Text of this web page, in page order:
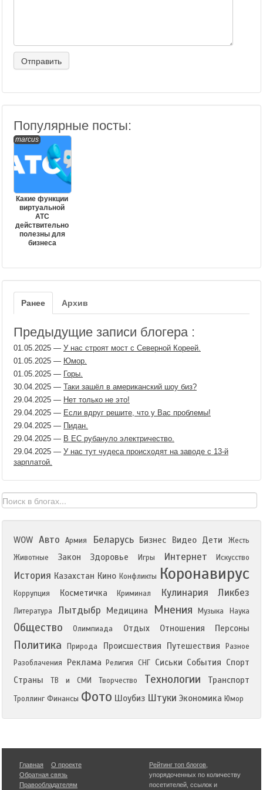
Популярные посты:
marcus
Какие функции
виртуальной
АТС
действительно
полезны для
бизнеса
Ранее Архив
Предыдущие записи блогера :
01.05.2025 — У нас строят мост с Северной Кореей.
01.05.2025 — Юмор.
01.05.2025 — Горы.
30.04.2025 — Таки зашёл в американский шоу биз?
29.04.2025 — Нет только не это!
29.04.2025 — Если вдруг решите, что у Вас проблемы!
29.04.2025 — Пидан.
29.04.2025 — В ЕС рубануло электричество.
29.04.2025 — У нас тут чудеса происходят на заводе с 13-й
зарплатой.
WOW Авто Армия Беларусь Бизнес Видео Дети
Жесть
Животные
Закон Здоровье Игры Интернет Искусство
История Казахстан Кино Конфликты Коронавирус
Коррупция Косметичка Криминал Кулинария Ликбез
Литература Лытдыбр Медицина Мнения Музыка Наука
Общество Олимпиада Отдых Отношения Персоны
Политика Природа Происшествия Путешествия
Разное
Разоблачения
Реклама Религия СНГ Сиськи События Спорт
Страны
ТВ и СМИ Творчество Технологии Транспорт
Троллинг Финансы Фото Шоубиз Штуки Экономика Юмор
Главная
О проекте
Обратная связь
Правообладателям
Рейтинг топ блогов
упорядоченных по количеству
посетителей, ссылок и